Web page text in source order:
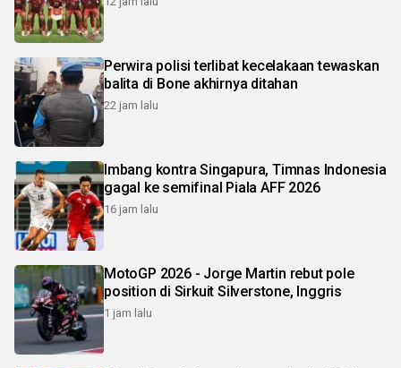
Perwira polisi terlibat kecelakaan tewaskan
balita di Bone akhirnya ditahan
22 jam lalu
Imbang kontra Singapura, Timnas Indonesia
gagal ke semifinal Piala AFF 2026
16 jam lalu
MotoGP 2026 - Jorge Martin rebut pole
position di Sirkuit Silverstone, Inggris
1 jam lalu